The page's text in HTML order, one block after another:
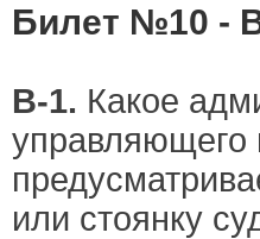
Билет №10 -
В-1. Какое
или стоянку